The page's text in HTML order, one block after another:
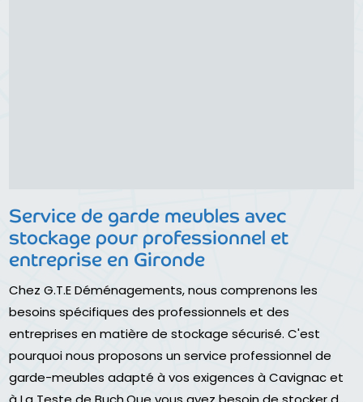
Service de garde meubles avec
stockage pour professionnel et
entreprise en Gironde
Chez G.T.E Déménagements, nous comprenons les
besoins spécifiques des professionnels et des
entreprises en matière de stockage sécurisé. C'est
pourquoi nous proposons un service professionnel de
garde-meubles adapté à vos exigences à Cavignac et